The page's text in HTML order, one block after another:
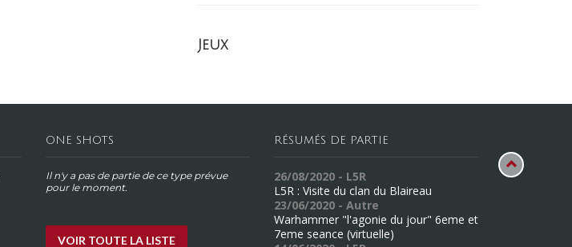
Jeux
ONE SHOTS
Il n'y a pas de partie de ce type prévue
pour le moment.
VOIR TOUTE LA LISTE
RÉSUMÉS DE PARTIE
26/08/2020 - L5R
L5R : Visite du clan du Blaireau
23/06/2020 - Autre
Warhammer "l'agonie du jour" 6eme et
7eme seance (virtuelle)